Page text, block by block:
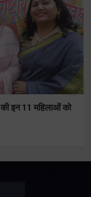
की इन 11 महिलाओं को